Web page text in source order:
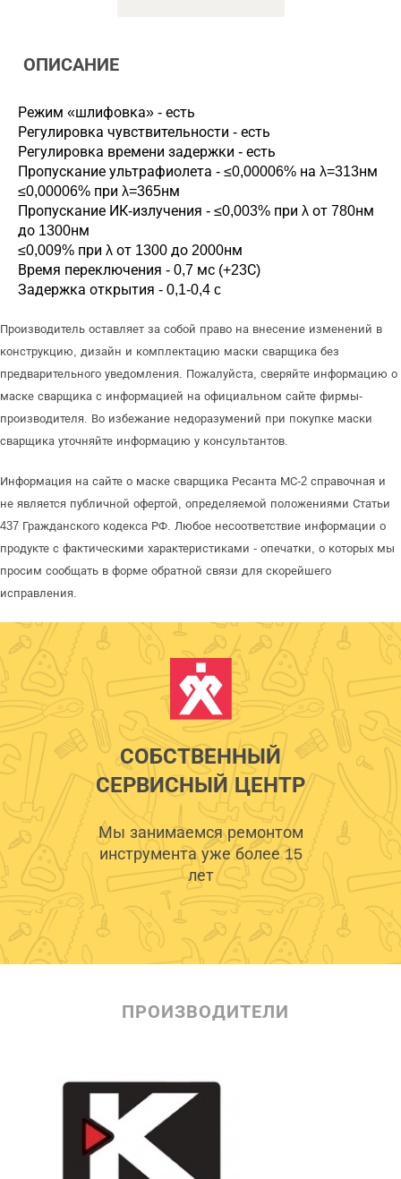
ОПИСАНИЕ
Режим «шлифовка» - есть
Регулировка чувствительности - есть
Регулировка времени задержки - есть
Пропускание ультрафиолета - ≤0,00006% на λ=313нм
≤0,00006% при λ=365нм
Пропускание ИК-излучения - ≤0,003% при λ от 780нм
до 1300нм
≤0,009% при λ от 1300 до 2000нм
Время переключения - 0,7 мс (+23С)
Задержка открытия - 0,1-0,4 c
Производитель оставляет за собой право на внесение изменений в
конструкцию, дизайн и комплектацию маски сварщика без
предварительного уведомления. Пожалуйста, сверяйте информацию о
маске сварщика с информацией на официальном сайте фирмы-
производителя. Во избежание недоразумений при покупке маски
сварщика уточняйте информацию у консультантов.
Информация на сайте о маске сварщика Ресанта МС-2 справочная и
не является публичной офертой, определяемой положениями Статьи
437 Гражданского кодекса РФ. Любое несоответствие информации о
продукте с фактическими характеристиками - опечатки, о которых мы
просим сообщать в форме обратной связи для скорейшего
исправления.
СОБСТВЕННЫЙ
СЕРВИСНЫЙ ЦЕНТР
Мы занимаемся ремонтом
инструмента уже более 15
лет
ПРОИЗВОДИТЕЛИ